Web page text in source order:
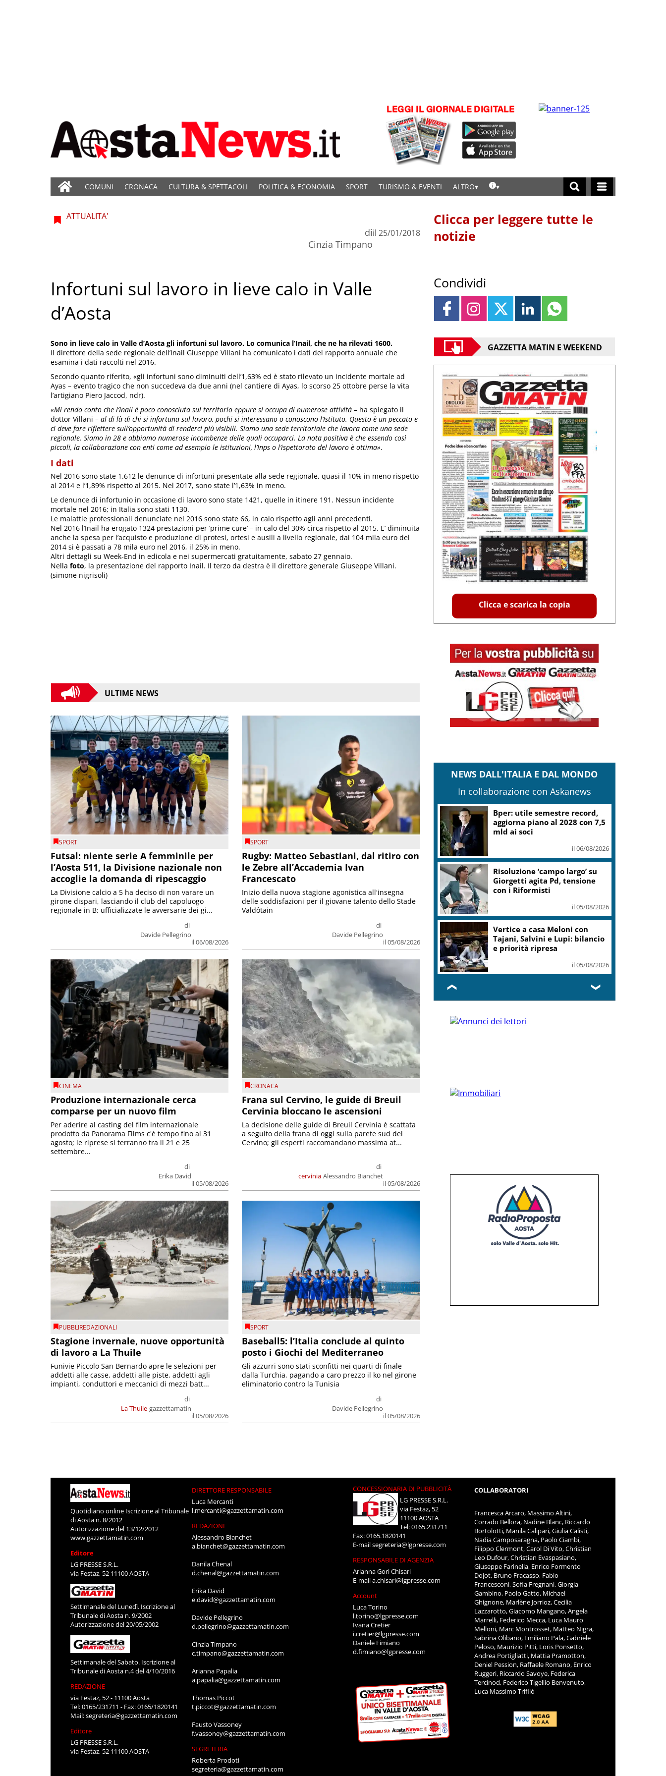
COMUNI CRONACA CULTURA & SPETTACOLI POLITICA & ECONOMIA SPORT TURISMO & EVENTI ALTRO
ATTUALITA'
di
Cinzia Timpano
il 25/01/2018
Infortuni sul lavoro in lieve calo in Valle
d’Aosta
Sono in lieve calo in Valle d’Aosta gli infortuni sul lavoro. Lo comunica l’Inail, che ne ha rilevati 1600.
Il direttore della sede regionale dell’Inail Giuseppe Villani ha comunicato i dati del rapporto annuale che
esamina i dati raccolti nel 2016.
Secondo quanto riferito, «gli infortuni sono diminuiti dell’1,63% ed è stato rilevato un incidente mortale ad
Ayas – evento tragico che non succedeva da due anni (nel cantiere di Ayas, lo scorso 25 ottobre perse la vita
l’artigiano Piero Jaccod, ndr).
«Mi rendo conto che l’Inail è poco conosciuta sul territorio eppure si occupa di numerose attività – ha spiegato il
dottor Villani – al di là di chi si infortuna sul lavoro, pochi si interessano o conoscono l’Istituto. Questo è un peccato e
ci deve fare riflettere sull’opportunità di renderci più visibili. Siamo una sede territoriale che lavora come una sede
regionale. Siamo in 28 e abbiamo numerose incombenze delle quali occuparci. La nota positiva è che essendo così
piccoli, la collaborazione con enti come ad esempio le istituzioni, l’Inps o l’ispettorato del lavoro è ottima».
I dati
Nel 2016 sono state 1.612 le denunce di infortuni presentate alla sede regionale, quasi il 10% in meno rispetto
al 2014 e l’1,89% rispetto al 2015. Nel 2017, sono state l’1,63% in meno.
Le denunce di infortunio in occasione di lavoro sono state 1421, quelle in itinere 191. Nessun incidente
mortale nel 2016; in Italia sono stati 1130.
Le malattie professionali denunciate nel 2016 sono state 66, in calo rispetto agli anni precedenti.
Nel 2016 l’Inail ha erogato 1324 prestazioni per ‘prime cure’ – in calo del 30% circa rispetto al 2015. E’ diminuita
anche la spesa per l’acquisto e produzione di protesi, ortesi e ausili a livello regionale, dai 104 mila euro del
2014 si è passati a 78 mila euro nel 2016, il 25% in meno.
Altri dettagli su Week-End in edicola e nei supermercati gratuitamente, sabato 27 gennaio.
Nella foto, la presentazione del rapporto Inail. Il terzo da destra è il direttore generale Giuseppe Villani.
(simone nigrisoli)
ULTIME NEWS
SPORT
Futsal: niente serie A femminile per
l’Aosta 511, la Divisione nazionale non
accoglie la domanda di ripescaggio
di
Davide Pellegrino
il 06/08/2026
La Divisione calcio a 5 ha deciso di non varare un
girone dispari, lasciando il club del capoluogo
regionale in B; ufficializzate le avversarie dei gi...
SPORT
Rugby: Matteo Sebastiani, dal ritiro con
le Zebre all’Accademia Ivan
Francescato
di
Davide Pellegrino
il 05/08/2026
Inizio della nuova stagione agonistica all'insegna
delle soddisfazioni per il giovane talento dello Stade
Valdôtain
CINEMA
Produzione internazionale cerca
comparse per un nuovo film
di
Erika David
il 05/08/2026
Per aderire al casting del film internazionale
prodotto da Panorama Films c'è tempo fino al 31
agosto; le riprese si terranno tra il 21 e 25
settembre...
CRONACA
Frana sul Cervino, le guide di Breuil
Cervinia bloccano le ascensioni
cervinia
di
Alessandro Bianchet
il 05/08/2026
La decisione delle guide di Breuil Cervinia è scattata
a seguito della frana di oggi sulla parete sud del
Cervino; gli esperti raccomandano massima at...
PUBBLIREDAZIONALI
Stagione invernale, nuove opportunità
di lavoro a La Thuile
La Thuile
di
gazzettamatin
il 05/08/2026
Funivie Piccolo San Bernardo apre le selezioni per
addetti alle casse, addetti alle piste, addetti agli
impianti, conduttori e meccanici di mezzi batt...
SPORT
Baseball5: l’Italia conclude al quinto
posto i Giochi del Mediterraneo
di
Davide Pellegrino
il 05/08/2026
Gli azzurri sono stati sconfitti nei quarti di finale
dalla Turchia, pagando a caro prezzo il ko nel girone
eliminatorio contro la Tunisia
Clicca per leggere tutte le
notizie
Condividi
GAZZETTA MATIN E WEEKEND
Clicca e scarica la copia
NEWS DALL'ITALIA E DAL MONDO
In collaborazione con Askanews
Bper: utile semestre record,
aggiorna piano al 2028 con 7,5
mld ai soci
il 06/08/2026
Risoluzione ‘campo largo’ su
Giorgetti agita Pd, tensione
con i Riformisti
il 05/08/2026
Vertice a casa Meloni con
Tajani, Salvini e Lupi: bilancio
e priorità ripresa
il 05/08/2026
❮ ❯
Quotidiano online Iscrizione al Tribunale
di Aosta n. 8/2012
Autorizzazione del 13/12/2012
www.gazzettamatin.com
Editore
LG PRESSE S.R.L.
via Festaz, 52 11100 AOSTA
Settimanale del Lunedì. Iscrizione al
Tribunale di Aosta n. 9/2002
Autorizzazione del 20/05/2002
Settimanale del Sabato. Iscrizione al
Tribunale di Aosta n.4 del 4/10/2016
REDAZIONE
via Festaz, 52 - 11100 Aosta
Tel: 0165/231711 - Fax: 0165/1820141
Mail:segreteria@gazzettamatin.com
Editore
LG PRESSE S.R.L.
via Festaz, 52 11100 AOSTA
DIRETTORE RESPONSABILE
Luca Mercanti
l.mercanti@gazzettamatin.com
REDAZIONE
Alessandro Bianchet
a.bianchet@gazzettamatin.com
Danila Chenal
d.chenal@gazzettamatin.com
Erika David
e.david@gazzettamatin.com
Davide Pellegrino
d.pellegrino@gazzettamatin.com
Cinzia Timpano
c.timpano@gazzettamatin.com
Arianna Papalia
a.papalia@gazzettamatin.com
Thomas Piccot
t.piccot@gazzettamatin.com
Fausto Vassoney
f.vassoney@gazzettamatin.com
SEGRETERIA
Roberta Prodoti
segreteria@gazzettamatin.com
CONCESSIONARIA DI PUBBLICITÀ
LG PRESSE S.R.L.
via Festaz, 52
11100 AOSTA
Tel: 0165.231711
Fax: 0165.1820141
E-mailsegreteria@lgpresse.com
RESPONSABILE DI AGENZIA
Arianna Gori Chisari
E-maila.chisari@lgpresse.com
Account
Luca Torino
l.torino@lgpresse.com
Ivana Cretier
i.cretier@lgpresse.com
Daniele Fimiano
d.fimiano@lgpresse.com
COLLABORATORI
Francesca Arcaro, Massimo Altini,
Corrado Bellora, Nadine Blanc, Riccardo
Bortolotti, Manila Calipari, Giulia Calisti,
Nadia Camposaragna, Paolo Ciambi,
Filippo Clermont, Carol Di Vito, Christian
Leo Dufour, Christian Evaspasiano,
Giuseppe Farinella, Enrico Formento
Dojot, Bruno Fracasso, Fabio
Francesconi, Sofia Fregnani, Giorgia
Gambino, Paolo Gatto, Michael
Ghignone, Marlène Jorrioz, Cecilia
Lazzarotto, Giacomo Mangano, Angela
Marrelli, Federico Mecca, Luca Mauro
Melloni, Marc Montrosset, Matteo Nigra,
Sabrina Olibano, Emiliano Pala, Gabriele
Peloso, Maurizio Pitti, Loris Ponsetto,
Andrea Portigliatti, Mattia Pramotton,
Deniel Pession, Raffaele Romano, Enrico
Ruggeri, Riccardo Savoye, Federica
Tercinod, Federico Tigellio Benvenuto,
Luca Massimo Trifilò